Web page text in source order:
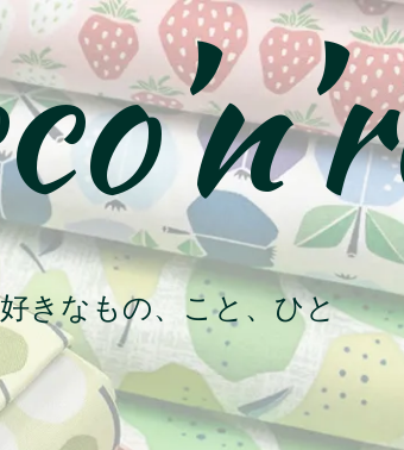
きなもの、こと、ひと